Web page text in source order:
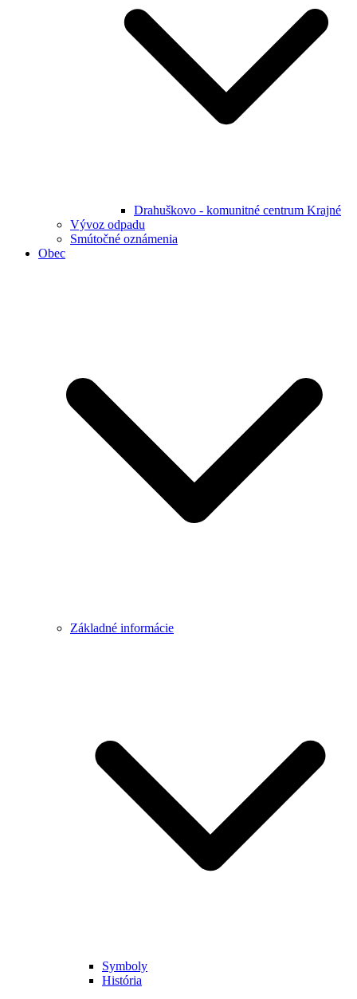
Drahuškovo - komunitné centrum Krajné
Vývoz odpadu
Smútočné oznámenia
Obec
Základné informácie
Symboly
História